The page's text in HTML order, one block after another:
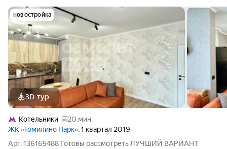
новостройка
3D-тур
Котельники
20 мин.
ЖК «Томилино Парк», 1 квартал 2019
Арт. 136165488 Готовы рассмотреть ЛУЧШИЙ ВАРИАНТ